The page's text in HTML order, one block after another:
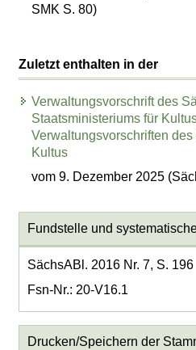
SMK S. 80)
Zuletzt enthalten in der
Verwaltungsvorschrift des
Staatsministeriums für
Verwaltungsvorschriften
Kultus
vom 9. Dezember 2025
Fundstelle und
SächsABl. 2016 Nr. 7, S. 196
Fsn-Nr.: 20-V16.1
Drucken/Speichern der